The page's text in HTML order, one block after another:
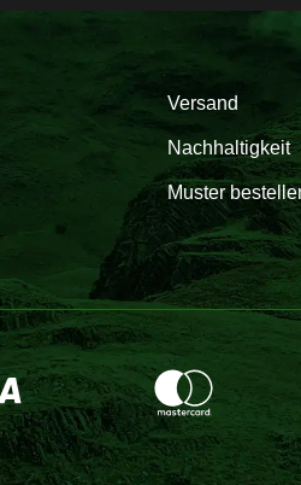
Versand
Nachhaltigkeit
Muster